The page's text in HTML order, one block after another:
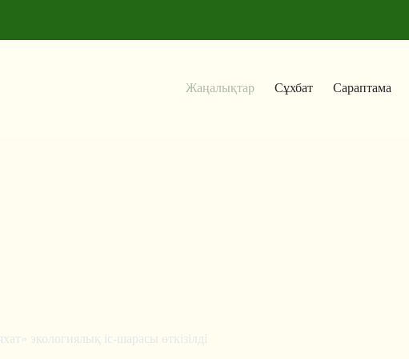
Жаңалықтар Сұхбат Сараптама
экологиялық іс-шарасы өткізілді